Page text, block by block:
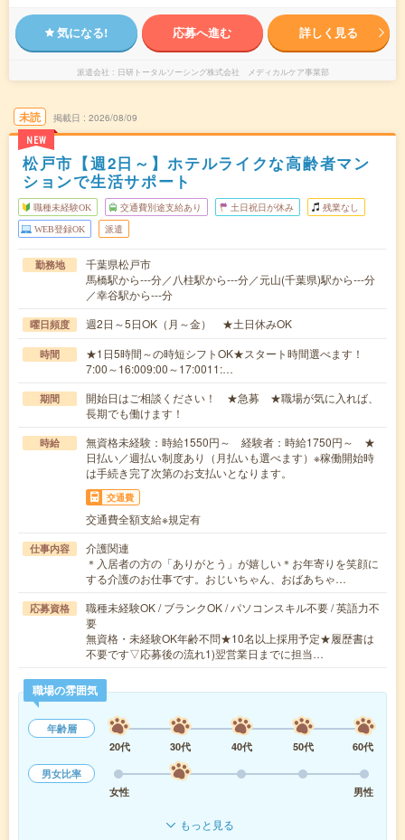
気になる! 応募へ進む 詳しく見る
派遣会社 日研トータルソーシング株式会社 メディカルケア事業部
未読
NEW
掲載日 2026/08/09
松戸市【週2日～】ホテルライクな高齢者マン
ションで生活サポート
職種未経験OK 交通費別途支給あり 土日祝日が休み 残業なし
WEB登録OK 派遣
勤務地
千葉県松戸市
馬橋駅から---分／八柱駅から---分／元山(千葉県)駅から---分
／幸谷駅から---分
曜日頻度 週2日～5日OK（月～金） ★土日休みOK
時間
★1日5時間～の時短シフトOK★スタート時間選べます！
7:00～16:009:00～17:0011:…
期間
開始日はご相談ください！ ★急募 ★職場が気に入れば、
長期でも働けます！
時給
無資格未経験：時給1550円～ 経験者：時給1750円～ ★
日払い／週払い制度あり（月払いも選べます）※稼働開始時
は手続き完了次第のお支払いとなります。
交通費
交通費全額支給※規定有
仕事内容
介護関連
＊入居者の方の「ありがとう」が嬉しい＊お年寄りを笑顔に
する介護のお仕事です。おじいちゃん、おばあちゃ…
応募資格
職種未経験OK / ブランクOK / パソコンスキル不要 / 英語力不
要
無資格・未経験OK年齢不問★10名以上採用予定★履歴書は
不要です▽応募後の流れ1)翌営業日までに担当…
職場の雰囲気
年齢層
20代
30代 40代 50代
60代
男女比率
女性
男性
もっと見る